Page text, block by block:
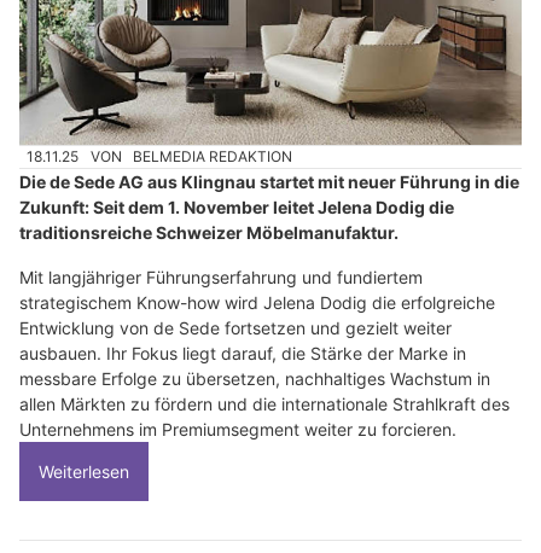
18.11.25 VON BELMEDIA REDAKTION
Die de Sede AG aus Klingnau startet mit neuer Führung in die
Zukunft: Seit dem 1. November leitet Jelena Dodig die
traditionsreiche Schweizer Möbelmanufaktur.
Mit langjähriger Führungserfahrung und fundiertem
strategischem Know-how wird Jelena Dodig die erfolgreiche
Entwicklung von de Sede fortsetzen und gezielt weiter
ausbauen. Ihr Fokus liegt darauf, die Stärke der Marke in
messbare Erfolge zu übersetzen, nachhaltiges Wachstum in
allen Märkten zu fördern und die internationale Strahlkraft des
Unternehmens im Premiumsegment weiter zu forcieren.
Weiterlesen